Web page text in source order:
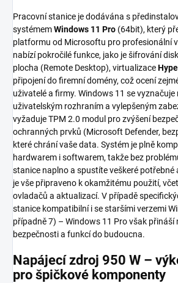
Pracovní stanice je dodávána s
systémemWindows 11 Pro (64bit), který
platformu od Microsoftu pro profesionální
nabízí pokročilé funkce, jako je šifrování
plocha (Remote Desktop), virtualizace
připojení do firemní domény, což ocení
uživatelé a firmy. Windows 11 se vyznačuje
uživatelským rozhraním a vylepšeným
vyžaduje TPM 2.0 modul pro zvýšení
ochranných prvků (Microsoft Defender,
které chrání vaše data. Systém je plně
hardwarem i softwarem, takže bez
stanice naplno a spustíte veškeré potřebné
je vše připraveno k okamžitému použití,
ovladačů a aktualizací. V případě
stanice kompatibilní i se staršími verzemi
případně 7) – Windows 11 Pro však přináší
bezpečnosti a funkcí do budoucna.
Napájecí zdroj 950 W –
pro špičkové komponenty